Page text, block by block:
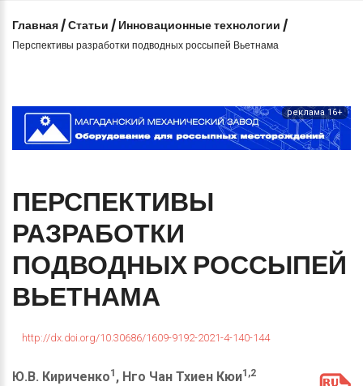
Главная /Статьи / Инновационные технологии /
Перспективы разработки подводных россыпей Вьетнама
реклама 16+
ПЕРСПЕКТИВЫ
РАЗРАБОТКИ
ПОДВОДНЫХ РОССЫПЕЙ
ВЬЕТНАМА
http://dx.doi.org/10.30686/1609-9192-2021-4-140-144
Ю.В. Кириченко1 , Hго Чан Тхиен Кюи1,2